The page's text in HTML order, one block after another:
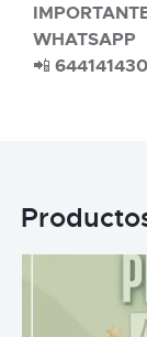
WHATSAPP
📲